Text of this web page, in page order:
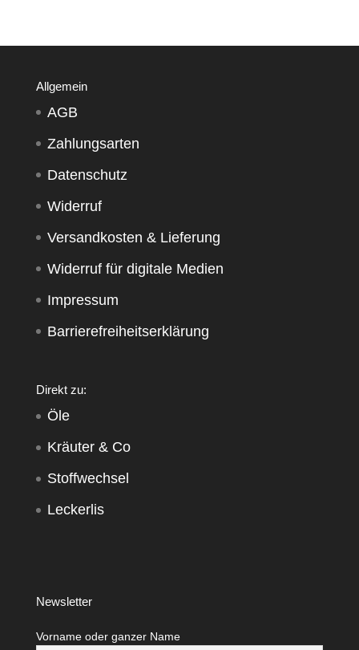
Allgemein
AGB
Zahlungsarten
Datenschutz
Widerruf
Versandkosten & Lieferung
Widerruf für digitale Medien
Impressum
Barrierefreiheitserklärung
Direkt zu:
Öle
Kräuter & Co
Stoffwechsel
Leckerlis
Newsletter
Vorname oder ganzer Name